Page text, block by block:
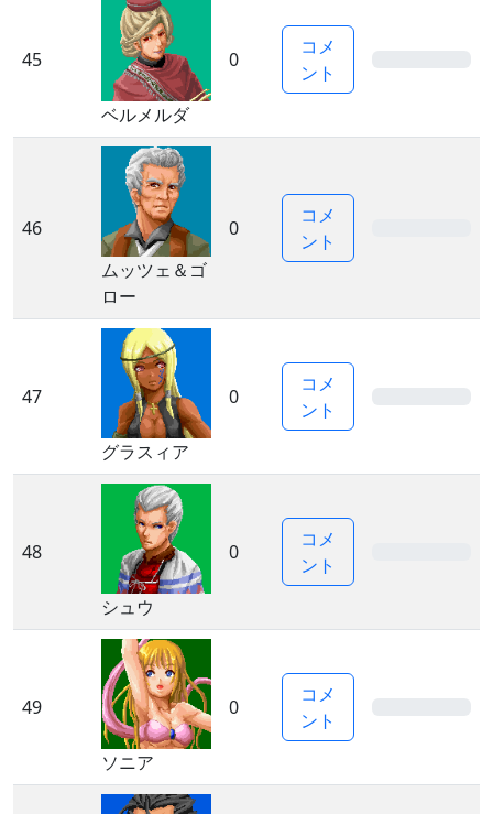
45
ベルメルダ
0
コメ
ント
46
ムッツェ＆ゴ
ロー
0
コメ
ント
47
グラスィア
0
コメ
ント
48
シュウ
0
コメ
ント
49
ソニア
0
コメ
ント